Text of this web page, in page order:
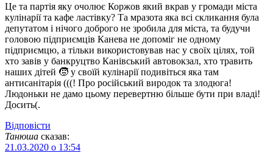
Це та партія яку очолює Коржов який вкрав у громади міста
кулінарії та кафе ластівку? Та мразота яка всі скликання була
депутатом і нічого доброго не зробила для міста, та будучи
головою підприємців Канева не допоміг не одному
підприємцю, а тільки використовував нас у своїх цілях, той
хто завів у банкруцтво Канівський автовокзал, хто травить
наших дітей 🧒 у своїй кулінарії подивіться яка там
антисанітарія (((! Про російський виродок та злодюга!
Людоньки не дамо цьому перевертню більше бути при владі!
Досить(.
Відповіcти
Танюша сказав:
21.03.2020 о 13:54